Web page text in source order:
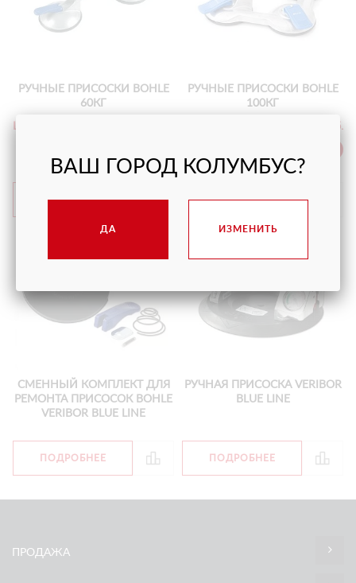
РУЧНЫЕ ПРИСОСКИ BOHLE
60КГ
Цена
ПОДРОБНЕЕ
РУЧНЫЕ ПРИСОСКИ BOHLE
100КГ
от 11 050 руб.
ПОДРОБНЕЕ
СМЕННЫЙ КОМПЛЕКТ ДЛЯ
РЕМОНТА ПРИСОСОК BOHLE
VERIBOR BLUE LINE
ПОДРОБНЕЕ
РУЧНАЯ ПРИСОСКА VERIBOR
BLUE LINE
ПОДРОБНЕЕ
ПРОДАЖА
ВАШ ГОРОД КОЛУМБУС?
ДА ИЗМЕНИТЬ